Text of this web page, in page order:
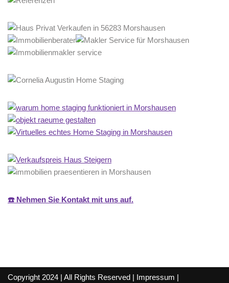
☎️ Nehmen Sie Kontakt mit uns auf.
Copyright 2024 | All Rights Reserved | Impressum |